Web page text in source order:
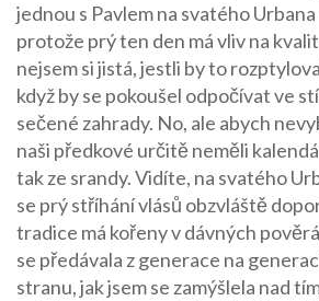
jednou s Pavlem na svatého
protože prý ten den má vliv na
nejsem si jistá, jestli by to
když by se pokoušel odpočívat ve
sečené zahrady. No, ale abych
naši předkové určitě neměli
tak ze srandy. Vidíte, na svatého
se prý stříhání vlásů obzvláště
tradice má kořeny v dávných
se předávala z generace na
stranu, jak jsem se zamýšlela nad